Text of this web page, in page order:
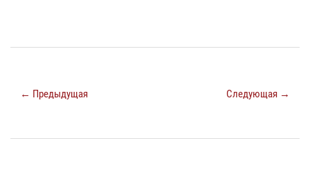
← Предыдущая Следующая →